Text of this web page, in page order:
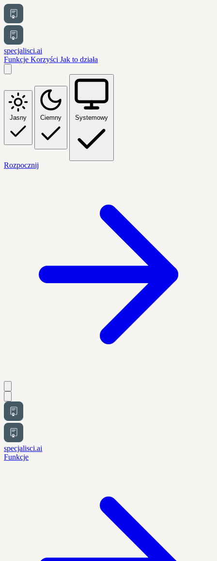
specjalisci.ai
Funkcje Korzyści Jak to działa
Jasny Ciemny Systemowy
Rozpocznij
specjalisci.ai
Funkcje